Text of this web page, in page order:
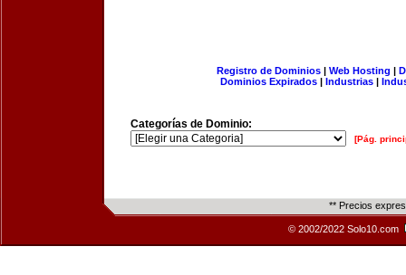
Registro de Dominios| Web Hosting |
Dominios Expirados | Industrias |
Categorías de Dominio:
[Pág.
** Precios
© 2002/2022 Solo10.com